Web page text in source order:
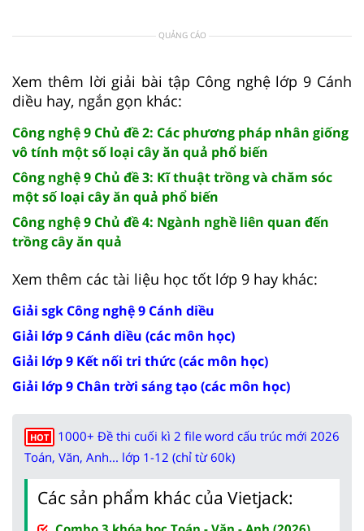
QUẢNG CÁO
Xem thêm lời giải bài tập Công nghệ lớp 9 Cánh
diều hay, ngắn gọn khác:
Công nghệ 9 Chủ đề 2: Các phương pháp nhân giống
vô tính một số loại cây ăn quả phổ biến
Công nghệ 9 Chủ đề 3: Kĩ thuật trồng và chăm sóc
một số loại cây ăn quả phổ biến
Công nghệ 9 Chủ đề 4: Ngành nghề liên quan đến
trồng cây ăn quả
Xem thêm các tài liệu học tốt lớp 9 hay khác:
Giải sgk Công nghệ 9 Cánh diều
Giải lớp 9 Cánh diều (các môn học)
Giải lớp 9 Kết nối tri thức (các môn học)
Giải lớp 9 Chân trời sáng tạo (các môn học)
HOT
1000+ Đề thi cuối kì 2 file word cấu trúc mới 2026
Toán, Văn, Anh... lớp 1-12 (chỉ từ 60k)
Các sản phẩm khác của Vietjack: